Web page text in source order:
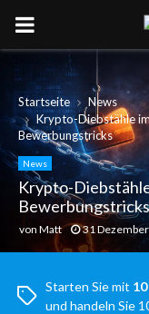
PRIMARY
MENU
Startseite
News
Krypto-Diebstähle
Bewerbungstricks
News
Krypto-
Bewerbungstricks
von Matt 31
Starten Sie mit
und handeln Sie